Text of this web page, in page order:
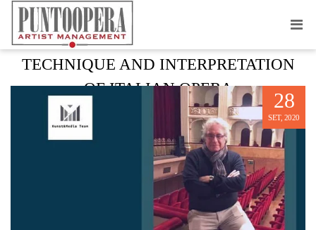
MASTERCLASS & AUDITION: VOCAL
TECHNIQUE AND INTERPRETATION
OF ITALIAN OPERA
28
SET, 2020